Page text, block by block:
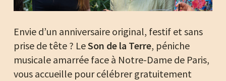
Envie d’un anniversaire original, festif et sans
prise de tête ? LeSon de la Terre, péniche
musicale amarrée face à Notre-Dame de Paris,
vous accueille pour célébrer gratuitement